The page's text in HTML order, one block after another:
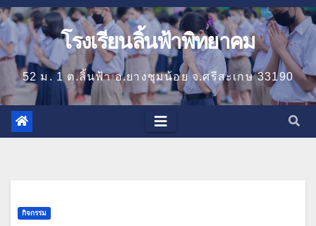
โรงเรียนลิ้นฟ้าพิทยาคม
52 ม. 1 ต.ลิ้นฟ้า อ.ยางชุมน้อย จ.ศรีสะเกษ 33190
กิจกรรม